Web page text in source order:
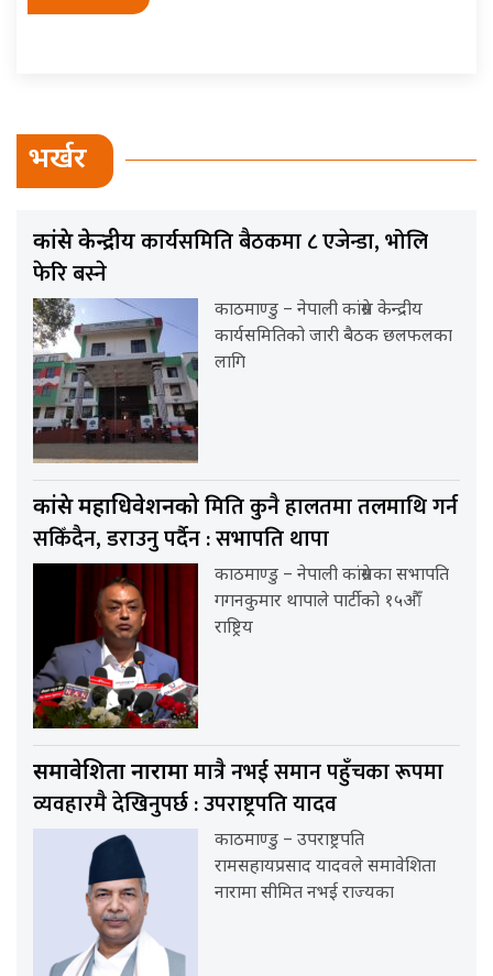
भर्खर
कांग्रेस केन्द्रीयकार्यसमिति बैठकमा ८ एजेन्डा, भोलि
फेरि बस्ने
काठमाण्डु – नेपाली कांग्रेस केन्द्रीय
कार्यसमितिको जारी बैठक छलफलका
लागि
कांग्रेस महाधिवेशनकोमिति कुनै हालतमा तलमाथि गर्न
सकिँदैन, डराउनु पर्दैन : सभापति थापा
काठमाण्डु – नेपाली कांग्रेसका सभापति
गगनकुमार थापाले पार्टीको १५औँ
राष्ट्रिय
समावेशिता नारामामात्रै नभई समान पहुँचका रूपमा
व्यवहारमै देखिनुपर्छ : उपराष्ट्रपति यादव
काठमाण्डु – उपराष्ट्रपति
रामसहायप्रसाद यादवले समावेशिता
नारामा सीमित नभई राज्यका